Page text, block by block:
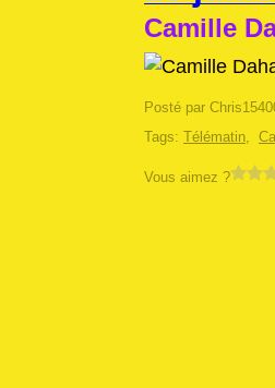
Camille
Posté par
Tags: Télématin,
Vous aimez ?